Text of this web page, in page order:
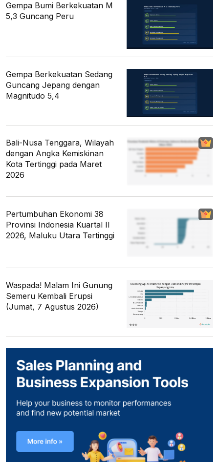
Gempa Bumi Berkekuatan M
5,3 Guncang Peru
Gempa Berkekuatan Sedang
Guncang Jepang dengan
Magnitudo 5,4
Bali-Nusa Tenggara, Wilayah
dengan Angka Kemiskinan
Kota Tertinggi pada Maret
2026
Pertumbuhan Ekonomi 38
Provinsi Indonesia Kuartal II
2026, Maluku Utara Tertinggi
Waspada! Malam Ini Gunung
Semeru Kembali Erupsi
(Jumat, 7 Agustus 2026)